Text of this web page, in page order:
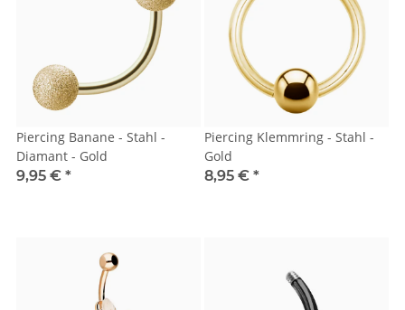
Piercing Banane - Stahl -
Diamant - Gold
9,95 € *
Piercing Klemmring - Stahl -
Gold
8,95 € *